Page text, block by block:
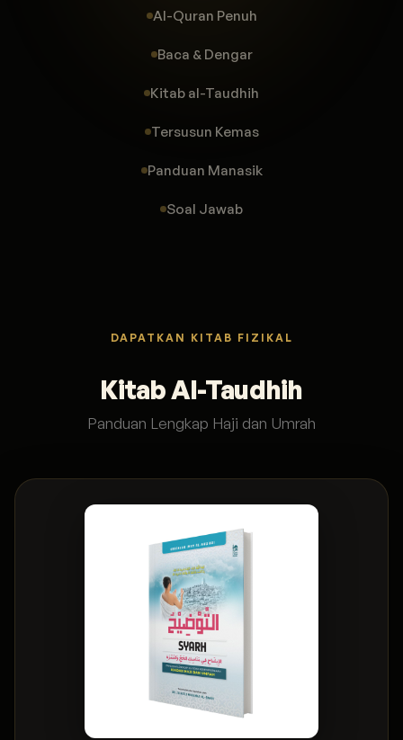
Al-Quran Penuh
Baca & Dengar
Kitab al-Taudhih
Tersusun Kemas
Panduan Manasik
Soal Jawab
DAPATKAN KITAB FIZIKAL
Kitab Al-Taudhih
Panduan Lengkap Haji dan Umrah